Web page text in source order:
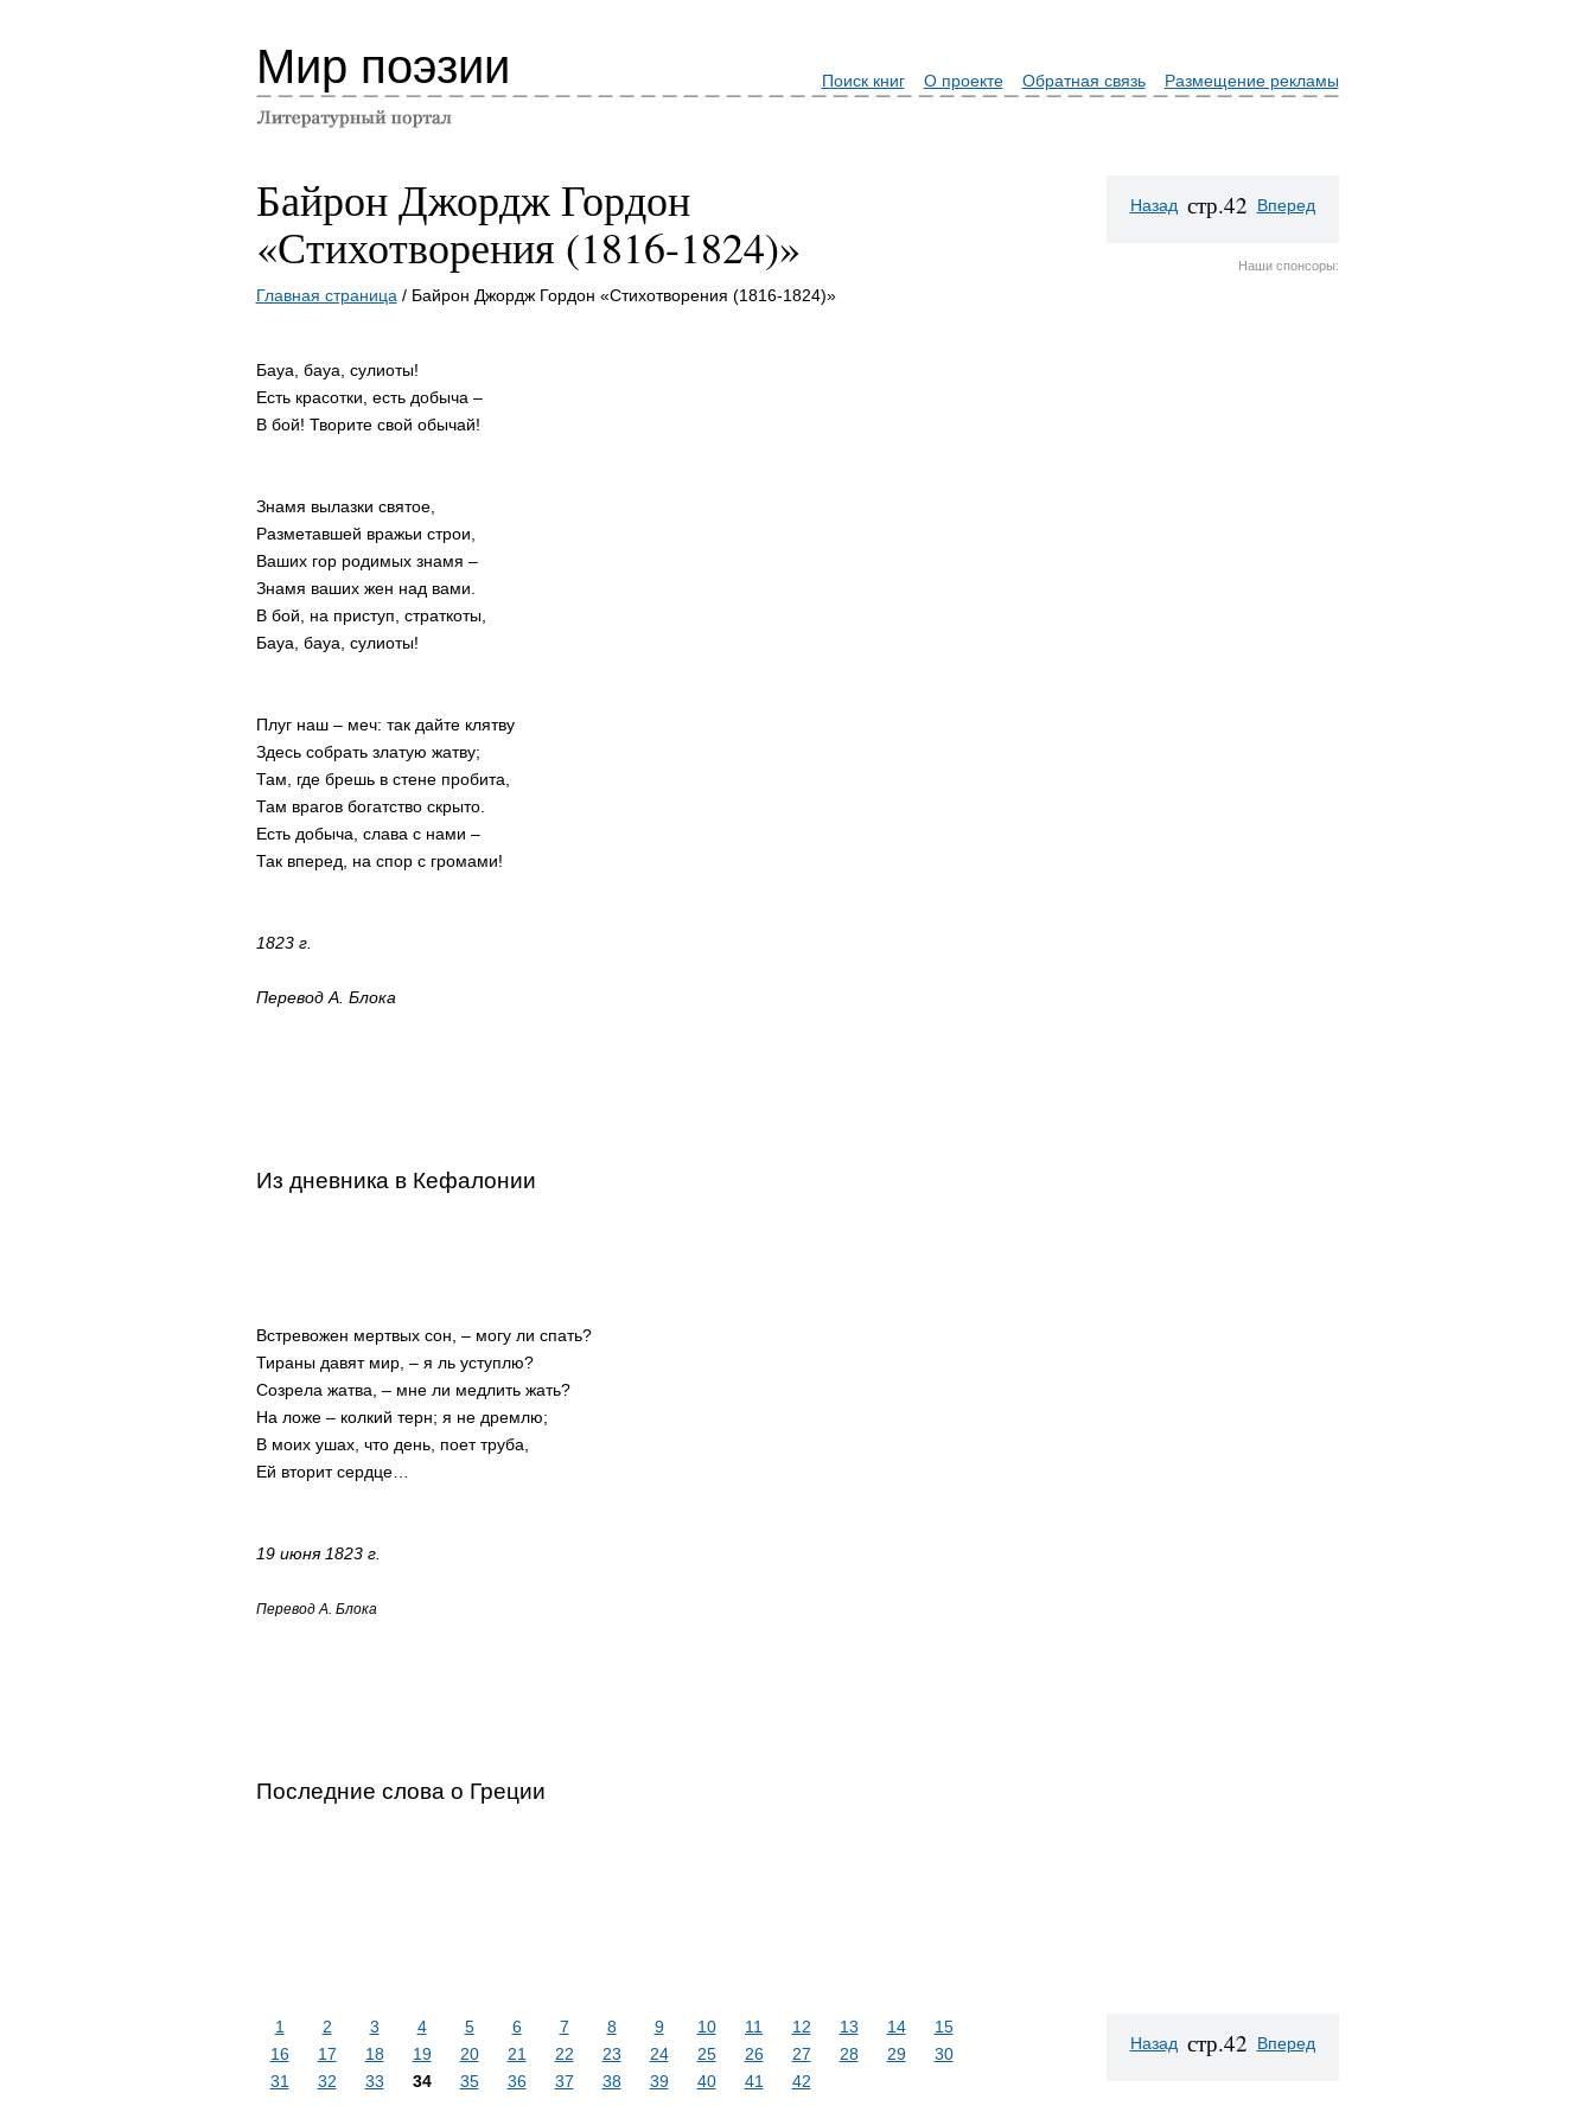
Мир поэзии Поиск книг О проекте Обратная связь Размещение рекламы
Байрон Джордж Гордон
«Стихотворения (1816-1824)»
Главная страница / Байрон Джордж Гордон «Стихотворения (1816-1824)»
Бауа, бауа, сулиоты!
Есть красотки, есть добыча –
В бой! Творите свой обычай!
Знамя вылазки святое,
Разметавшей вражьи строи,
Ваших гор родимых знамя –
Знамя ваших жен над вами.
В бой, на приступ, страткоты,
Бауа, бауа, сулиоты!
Плуг наш – меч: так дайте клятву
Здесь собрать златую жатву;
Там, где брешь в стене пробита,
Там врагов богатство скрыто.
Есть добыча, слава с нами –
Так вперед, на спор с громами!
1823 г.
Перевод А. Блока
Из дневника в Кефалонии
Встревожен мертвых сон, – могу ли спать?
Тираны давят мир, – я ль уступлю?
Созрела жатва, – мне ли медлить жать?
На ложе – колкий терн; я не дремлю;
В моих ушах, что день, поет труба,
Ей вторит сердце…
19 июня 1823 г.
Перевод А. Блока
Последние слова о Греции
Назад стр.42 Вперед
Наши спонсоры:
1 2 3 4 5 6 7 8 9 10 11 12 13 14
15
16
17 18 19 20 21 22 23 24 25 26 27 28 29
30
31
32 33 34 35 36 37 38 39 40 41 42
Назад стр.42 Вперед